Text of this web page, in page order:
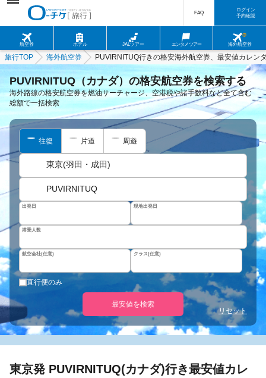
航空券 ホテル JALツアー エンタメツアー 海外航空券
FAQ
ログイン
予約確認
旅行TOP 海外航空券 PUVIRNITUQ行きの格安海外航空券、最安値カレン
PUVIRNITUQ（カナダ）の格安航空券を検索する
海外路線の格安航空券を燃油サーチャージ、空港税や諸手数料など全て含む
総額で一括検索
往復 片道 周遊
東京(羽田・成田)
PUVIRNITUQ
出発日 現地出発日
搭乗人数
航空会社(任意) クラス(任意)
直行便のみ
最安値を検索
リセット
東京発 PUVIRNITUQ(カナダ)行き最安値カレ